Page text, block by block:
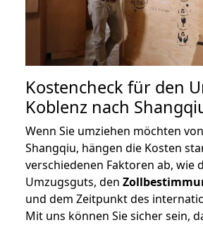
Kostencheck für den
Koblenz nach
Wenn Sie umziehen möchten
Shangqiu, hängen die Kosten
verschiedenen Faktoren ab, wie
Umzugsguts, den
und dem Zeitpunkt des
Mit uns können Sie sicher sein,